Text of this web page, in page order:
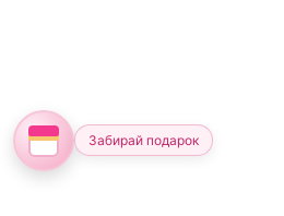
Забирай подарок